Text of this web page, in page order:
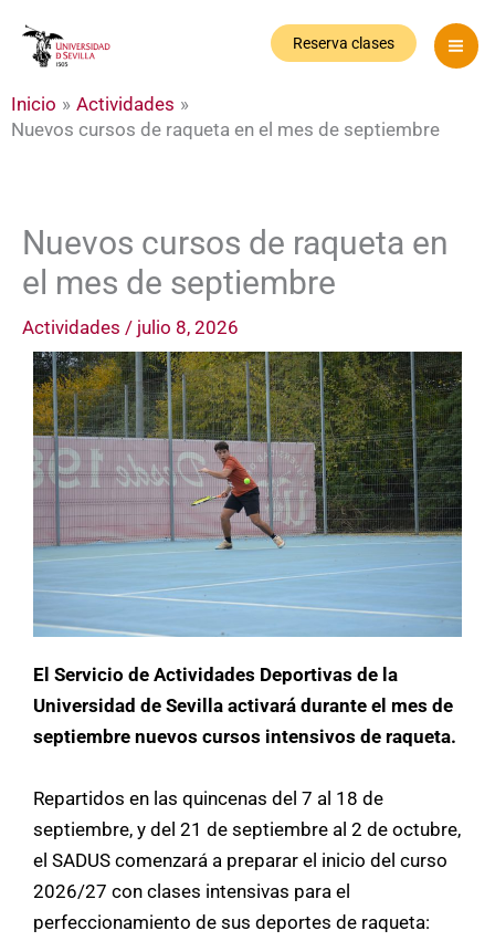
Reserva clases
Inicio
Actividades
Nuevos cursos de raqueta en el mes de septiembre
Nuevos cursos de raqueta en
el mes de septiembre
Actividades / julio 8, 2026
El Servicio de Actividades Deportivas de la
Universidad de Sevilla activará durante el mes de
septiembre nuevos cursos intensivos de raqueta.
Repartidos en las quincenas del 7 al 18 de
septiembre, y del 21 de septiembre al 2 de octubre,
el SADUS comenzará a preparar el inicio del curso
2026/27 con clases intensivas para el
perfeccionamiento de sus deportes de raqueta: